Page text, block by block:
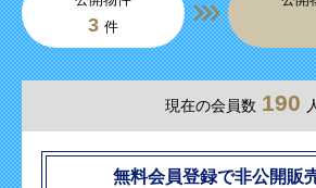
3 件
現在の会員数 190
無料会員登録で非公開販